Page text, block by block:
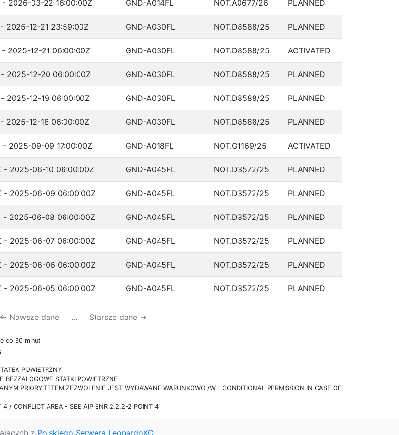
2026-03-22 16:00:00Z GND-A014FL NOT.A0677/26 PLANNED
2025-12-21 23:59:00Z GND-A030FL NOT.D8588/25 PLANNED
2025-12-21 06:00:00Z GND-A030FL NOT.D8588/25 ACTIVATED
2025-12-20 06:00:00Z GND-A030FL NOT.D8588/25 PLANNED
2025-12-19 06:00:00Z GND-A030FL NOT.D8588/25 PLANNED
2025-12-18 06:00:00Z GND-A030FL NOT.D8588/25 PLANNED
2025-09-09 17:00:00Z GND-A018FL NOT.G1169/25 ACTIVATED
2025-06-10 06:00:00Z GND-A045FL NOT.D3572/25 PLANNED
- 2025-06-09 06:00:00Z GND-A045FL NOT.D3572/25 PLANNED
- 2025-06-08 06:00:00Z GND-A045FL NOT.D3572/25 PLANNED
- 2025-06-07 06:00:00Z GND-A045FL NOT.D3572/25 PLANNED
- 2025-06-06 06:00:00Z GND-A045FL NOT.D3572/25 PLANNED
- 2025-06-05 06:00:00Z GND-A045FL NOT.D3572/25 PLANNED
← Nowsze dane ... Starsze dane →
co 30 minut
POWIETRZNY
BEZZALOGOWE STATKI POWIETRZNE
PRIORYTETEM ZEZWOLENIE JEST WYDAWANE WARUNKOWO /W - CONDITIONAL PERMISSION IN CASE OF
/ CONFLICT AREA - SEE AIP ENR 2.2.2-2 POINT 4
z Polskiego Serwera LeonardoXC